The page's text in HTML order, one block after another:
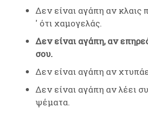
Δεν είναι αγάπη αν κλαις
' ότι χαμογελάς.
Δεν είναι αγάπη, αν
σου.
Δεν είναι αγάπη αν
Δεν είναι αγάπη αν λέει
ψέματα.